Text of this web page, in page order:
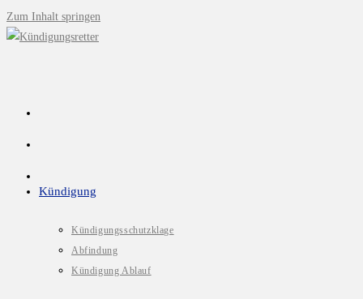
Zum Inhalt springen
Kündigung
Kündigungsschutzklage
Abfindung
Kündigung Ablauf